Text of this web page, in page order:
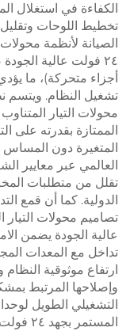
الكفاءة في استغلال
تخطيط اللوحات
الصيانة لأنظمة محولات
٢٤ فولت عالية
أجزاء متحركة)، ما
تشغيل النظام. ويتسم
الممتازة بقدرته على
المتغيرة دون المساس
العالمي عبر معايير
تقلل من متطلبات
الدولية. كما أن قمع
عالية الجودة يضمن
تداخل مع المعدات
ارتفاع موثوقية
وإصلاحها المرتبط
التشغيلي الطويل